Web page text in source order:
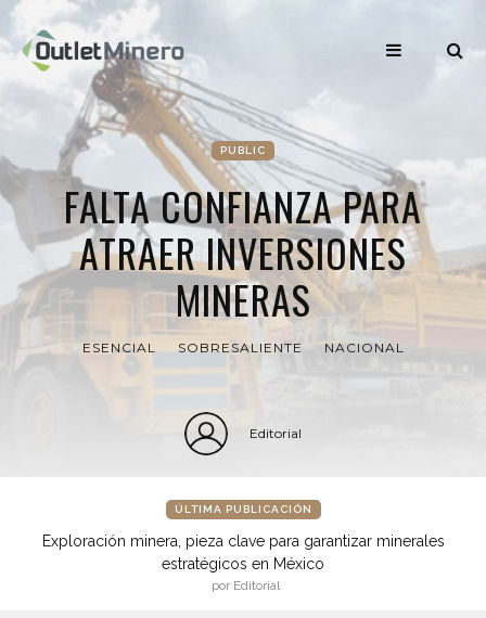
PUBLIC
FALTA CONFIANZA PARA
ATRAER INVERSIONES
MINERAS
ESENCIAL SOBRESALIENTE NACIONAL
Editorial
ÚLTIMA PUBLICACIÓN
Exploración minera, pieza clave para garantizar minerales
estratégicos en México
por Editorial